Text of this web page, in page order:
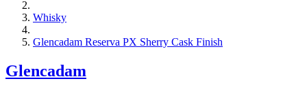
Whisky
Glencadam Reserva PX Sherry Cask Finish
Glencadam